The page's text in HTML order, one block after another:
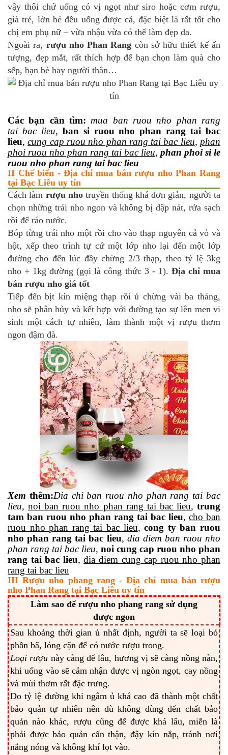
vậy thôi chứ uống có vị ngọt như siro hoặc cơm rượu,
già trẻ, lớn bé đều uống được cả, đặc biệt là rất tốt cho
chị em phụ nữ – vừa nhậu vừa có thể làm đẹp da.
Ngoài ra, rượu nho Phan Rang còn sở hữu thiết kế ấn
tượng, đẹp mắt, rất thích hợp để bạn chọn làm quà cho
sếp, bạn bè hay người thân…
Các bạn cần tìm: mua ban ruou nho phan rang
tai bac lieu, ban si ruou nho phan rang tai bac
lieu,cung cap ruou nho phan rang tai bac lieu,phan
phoi ruou nho phan rang tai bac lieu, phan phoi si le
ruou nho phan rang tai bac lieu
II Chế biến - Địa chỉ mua bán rượu nho Phan Rang
tại Bạc Liêu uy tín
Cách làm rượu nhotruyền thống khá đơn giản, người ta
chọn những trái nho ngon và không bị dập nát, rửa sạch
rồi để ráo nước.
Bóp từng trái nho một rồi cho vào thạp nguyên cả vỏ và
hột, xếp theo trình tự cứ một lớp nho lại đến một lớp
đường cho đến lúc đầy chừng 2/3 thạp, theo tỷ lệ 3kg
nho + 1kg đường (gọi là công thức 3 - 1). Địa chỉ mua
bán rượu nho giá tốt
Tiếp đến bịt kín miệng thạp rồi ủ chừng vài ba tháng,
nho sẽ phân hủy và kết hợp với đường tạo sự lên men vi
sinh một cách tự nhiên, làm thành một vị rượu thơm
ngon đậm đà.
Xem thêm:Dia chi ban ruou nho phan rang tai bac
lieu,noi ban ruou nho phan rang tai bac lieu, trung
tam ban ruou nho phan rang tai bac lieu, cho ban
ruou nho phan rang tai bac lieu,cong ty ban ruou
nho phan rang tai bac lieu, dia diem ban ruou nho
phan rang tai bac lieu, noi cung cap ruou nho phan
rang tai bac lieu,dia diem cung cap ruou nho phan
rang tai bac lieu
III Rượu nho phang rang - Địa chỉ mua bán rượu
nho Phan Rang tại Bạc Liêu uy tín
Làm sao để rượu nho phang rang sử dụng
được ngon
Sau khoảng thời gian ủ nhất định, người ta sẽ loại bỏ
phần bã, lóng cặn để có nước rượu trong.
Loại rượu này càng để lâu, hương vị sẽ càng nồng nàn,
khi uống vào sẽ cảm nhận được vị ngòn ngọt, cay nồng
và mùi thơm rất đặc trưng.
Do tỷ lệ đường khi ngâm ủ khá cao đã thành một chất
bảo quản tự nhiên nên dù không dùng đến chất bảo
quản nào khác, rượu cũng để được khá lâu, miễn là
phải được bảo quản cẩn thận, đậy kín nắp, tránh nơi
nắng nóng và không khí lọt vào.